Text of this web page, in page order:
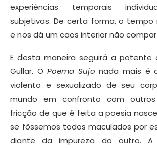
experiências temporais
subjetivas. De certa forma, o tempo
e nos dá um caos interior não
E desta maneira seguirá a potente
Gullar. OPoema Sujo nada mais é
violento e sexualizado de seu
mundo em confronto com
fricção de que é feita a poesia
se fôssemos todos maculados por
diante da impureza do outro. A